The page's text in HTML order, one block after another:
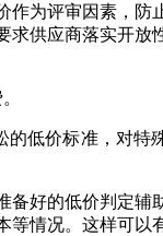
作为评审因素，防
求供应商落实开放
低价标准，对特
备好的低价判定辅
等情况。这样可以